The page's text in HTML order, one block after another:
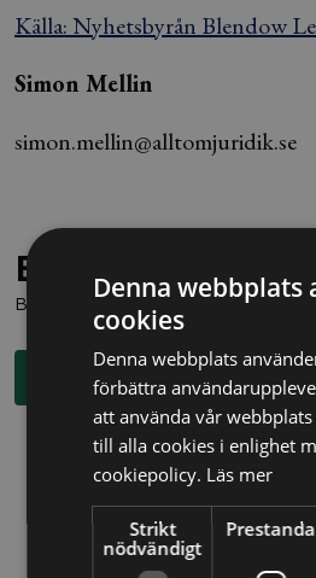
Källa: Nyhetsbyrån Blendow
Simon Mellin
simon.mellin@alltomjuridik.se
Behöver du
Boka en kostnadsfri konsultation
Boka rådgivning
Denna webbplats
cookies
Denna webbplats
förbättra
att använda vår
till alla cookies i enlighet
cookiepolicy. Läs mer
Strikt
nödvändigt
Prestanda